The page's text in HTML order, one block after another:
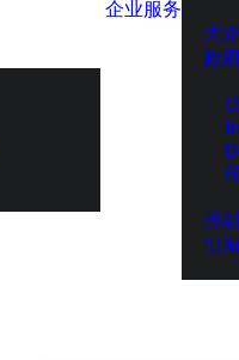
企业服务
大
政
投
出